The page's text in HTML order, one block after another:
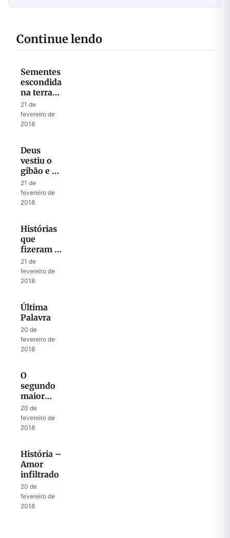
Continue lendo
Sementes
escondidas
na terra
de
ninguém
21 de
fevereiro de
2018
Deus
vestiu o
gibão e o
chapéu de
couro… e
achou o
Jonathan
21 de
fevereiro de
2018
Histórias
que
fizeram a
História –
A dura
luta para
irmãos
divididos
21 de
fevereiro de
2018
Última
Palavra
20 de
fevereiro de
2018
O
segundo
maior
mandamento
20 de
fevereiro de
2018
História –
Amor
infiltrado
20 de
fevereiro de
2018